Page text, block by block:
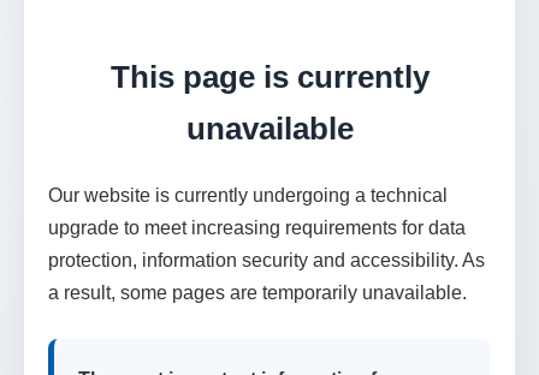
This page is currently
unavailable
Our website is currently undergoing a technical
upgrade to meet increasing requirements for data
protection, information security and accessibility. As
a result, some pages are temporarily unavailable.